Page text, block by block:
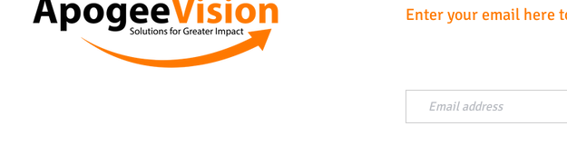
Enter your email here